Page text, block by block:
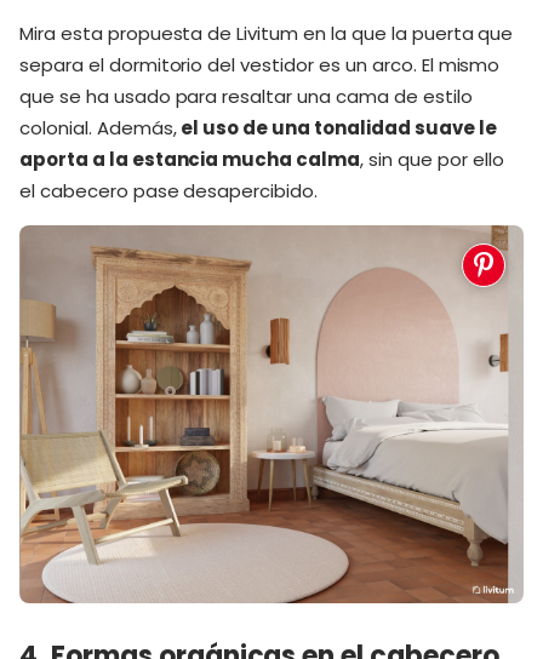
Mira esta propuesta de Livitum en la que la puerta que
separa el dormitorio del vestidor es un arco. El mismo
que se ha usado para resaltar una cama de estilo
colonial. Además,el uso de una tonalidad suave le
aporta a la estancia mucha calma, sin que por ello
el cabecero pase desapercibido.